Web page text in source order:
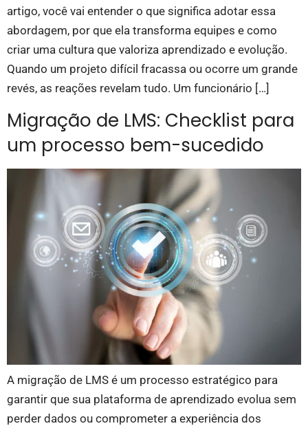
artigo, você vai entender o que significa adotar essa
abordagem, por que ela transforma equipes e como
criar uma cultura que valoriza aprendizado e evolução.
Quando um projeto difícil fracassa ou ocorre um grande
revés, as reações revelam tudo. Um funcionário […]
Migração de LMS: Checklist para
um processo bem-sucedido
A migração de LMS é um processo estratégico para
garantir que sua plataforma de aprendizado evolua sem
perder dados ou comprometer a experiência dos